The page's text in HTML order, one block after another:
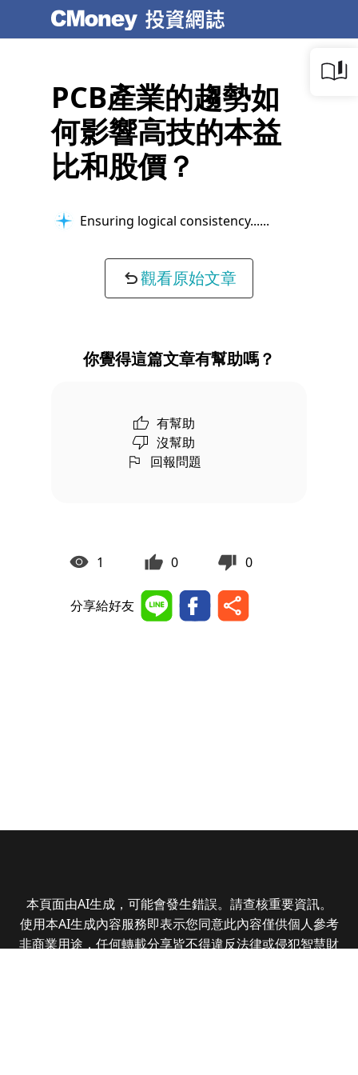
PCB產業的趨勢如
何影響高技的本益
比和股價？
Ensuring logical consistency...
觀看原始文章
你覺得這篇文章有幫助嗎？
有幫助
沒幫助
回報問題
1 0 0
分享給好友
本頁面由AI生成，可能會發生錯誤。請查核重要資訊。
使用本AI生成內容服務即表示您同意此內容僅供個人參考
非商業用途，任何轉載分享皆不得違反法律或侵犯智慧財